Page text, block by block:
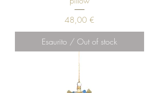
Prezzo
48,00 €
Esaurito / Out of stock